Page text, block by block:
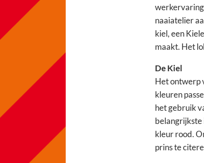
werkervaring
naaiatelier
kiel, een
maakt. Het
De Kiel
Het ontwerp
kleuren
het gebruik
belangrijkste
kleur rood.
prins te